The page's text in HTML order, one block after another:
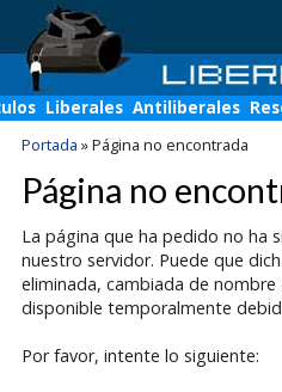
Liberales Antiliberales
Portada »Página no encontrada
Página no
La página que ha pedido no ha
nuestro servidor. Puede que
eliminada, cambiada de
disponible temporalmente
Por favor, intente lo siguiente: